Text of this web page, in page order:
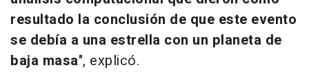
resultado la conclusión de que este evento
se debía a una estrella con un planeta de
baja masa", explicó.